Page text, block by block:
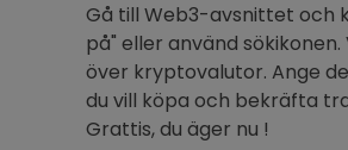
Gå till Web3-avsnittet och
på" eller använd
över kryptovalutor. Ange
du vill köpa och bekräfta
Grattis, du äger nu !